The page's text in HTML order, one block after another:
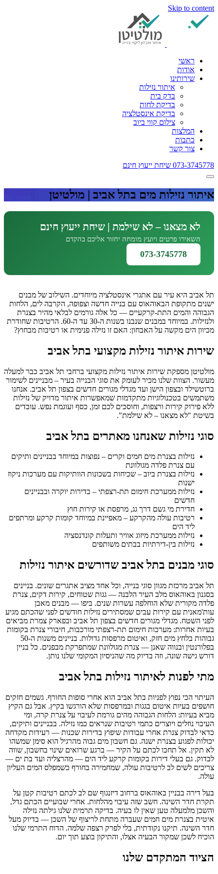
Skip to content
ראשי
אודות
שירותינו
איתור נזילות
בדק בית
בדיקת לחות
בדיקת אינסטלציה
צילום קווי ביוב
המלצות
כתבות
צור קשר
073-3745778 שיחת ייעוץ חינם
איתור נזילות מים בתל אביב | מולטיטן
לא מצאנו – לא שילמת | שיחת ייעוץ חינם
השאירו פרטים ויועץ מומחה יחזור אליכם בהקדם
073-3745778
תל אביב היא עיר עם אתגרי אינסטלציה מיוחדים. השילוב של מבנים
ישנים מתקופת הבאוהאוס עם בנייה חדשה וצפופה, הקרבה לים, הלחות
הגבוהה והמים התת-קרקעיים — כל אלה גורמים לבלאי מהיר בצנרת
ולנזילות. במיוחד במבנים שנבנו בשנות ה-30 עד ה-60. הרטיבות שחודרת
מכיוון הים מקשה על האבחון: האם זו נזילה פנימית או רטיבות מבחוץ?
שירות איתור נזילות מקצועי בתל אביב
מולטיטן מספקת שירות איתור נזילות מקצועי ברחבי תל אביב כבר למעלה
מעשור. הצוות שלנו מכיר לעומק את סוגי הבנייה בעיר – מבניינים לשימור
ברוטשילד ובצפון הישן ועד מגדלי מגורים חדשים בצפון תל אביב. אנחנו
משתמשים בטכנולוגיות מתקדמות שמאפשרות איתור מדויק של נזילות
ללא פירוק קירות ורצפות, וחוסכים לכם זמן, כסף ועוגמת נפש. עובדים
בשיטת "לא מצאנו – לא שילמת".
סוגי נזילות שאנחנו מאתרים בתל אביב
נזילות בצנרת מים חמים וקרים – נפוצות במיוחד בבניינים ותיקים
עם צנרת פלדה מגולוונת
נזילות בצנרת ביוב – שכיחות בשכונות הוותיקות עם מערכות ניקוז
ישנות
נזילות ממערכת חימום תת-רצפתי – בדירות יוקרה ובבניינים
חדשים
חדירת מי גשם דרך גג, מרפסת או קירות חוץ
רטיבות עולה מהקרקע – מאפיינת במיוחד קומות קרקע ומרתפים
ליד הים
נזילות ממערכת מיזוג אוויר ותעלות קונדנסציה
נזילות בין-דירתיות בבתים משותפים
סוגי מבנים בתל אביב שדורשים איתור נזילות
תל אביב מרכזת מגוון סוגי בנייה, וכל אחד מציב אתגרים שונים. בניינים
בסגנון באוהאוס מלב העיר הלבנה — גגות שטוחים, קירות דקים, צנרת
פלדה מקורית שלא הוחלפה עשרות שנים. ביפו — מבנים מאבן
עות'מאנית עם קירות עבים שמסתירים נזילות חודשים לפני שהכתם מגיע
לפני השטח. מגדלי מגורים חדשים בצפון תל אביב ובפארק צמרת מביאים
בעיות אחרות: מערכות חימום תת-רצפתי מורכבות, חיבורי צנרת בקומות
גבוהות בלחץ מים חזק, ואיטום מרפסות גדולות. בניינים משנות ה-50
בפלורנטין ובנווה שאנן — צנרת מגולוונת שמתפרקת מבפנים. כל בניין
דורש גישה שונה, וזה בדיוק מה שהניסיון המקומי שלנו נותן.
מתי לפנות לאיתור נזילות בתל אביב
העיתוי הכי נפוץ לפניות בתל אביב הוא אחרי סופות החורף. גשמים חזקים
חושפים בעיות איטום בגגות ובמרפסות שלא הורגשו בקיץ. אבל גם הקיץ
מביא בעיות: הלחות הגבוהה מהים גורמת לעיבוי על צנרת קרה, ומי
העיבוי נוזלים ויוצרים כתמי רטיבות שנראים כמו נזילה. בבניינים ותיקים,
כדאי לבדוק צנרת אחרי עבודות שיפוץ בדירות שכנות — רעידות מקדחה
יכולות לפגוע בצנרת ישנה. גם חשבון מים גבוה מהרגיל הוא סימן שמשהו
לא תקין. אל תחכו לכתם על הקיר — ברגע שרואים שינוי בחשבון, שווה
לבדוק. גם בעלי דירות בקומות קרקע ליד הים — מהרצליה ועד בת ים —
צריכים לשים לב לרטיבות עולה, שמחמירה בחורף כשמפלס המים העליון
עולה.
בעל דירה בבניין באוהאוס ברחוב דיזנגוף שם לב לכתם רטיבות קטן על
תקרת חדר השינה. חשב שזה עיבוי מהלחות. אחרי שבועיים הכתם גדל,
והשכן מלמעלה טען שאין לו בעיה. בדיקה תרמית שלנו גילתה נזילה
איטית בצנרת מים חמים שעברה מתחת לריצוף של השכן — בדיוק מעל
חדר השינה. תיקנו נקודתית, בלי לפרק רצפה שלמה. הדוח התרמי שלנו
הוכיח לשכן שמקור הבעיה אצלו, והתיקון בוצע תוך יום.
הציוד המתקדם שלנו